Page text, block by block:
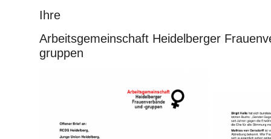
Ihre
Arbeitsgemeinschaft Heidelberger
gruppen